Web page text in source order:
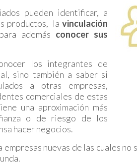
pueden identificar, a
productos, la vinculación
para además conocer sus
los integrantes de
sino también a saber si
a otras empresas,
comerciales de estas
una aproximación más
o de riesgo de los
hacer negocios.
nuevas de las cuales